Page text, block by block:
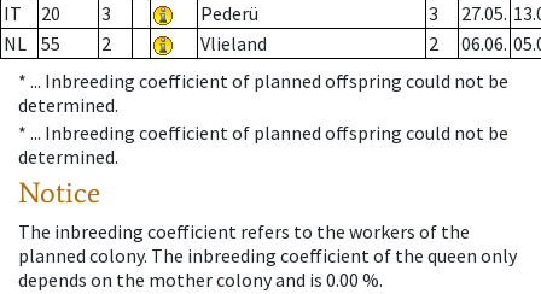
IT
20 3 Pederü 3 27.05.
NL 55 2 Vlieland 2 06.06.
* ... Inbreeding coefficient of planned offspring could not be
determined.
* ... Inbreeding coefficient of planned offspring could not be
determined.
Notice
The inbreeding coefficient refers to the workers of the
planned colony. The inbreeding coefficient of the queen only
depends on the mother colony and is 0.00 %.